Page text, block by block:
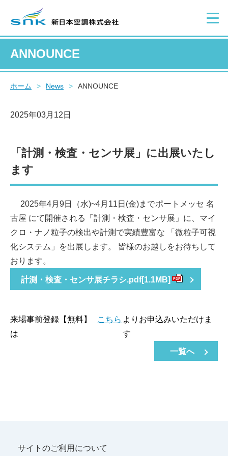
ANNOUNCE
ホーム > News > ANNOUNCE
2025年03月12日
「計測・検査・センサ展」に出展いたし
ます
2025年4月9日（水)~4月11日(金)までポートメッセ 名
古屋 にて開催される「計測・検査・センサ展」に、マイ
クロ・ナノ粒子の検出や計測で実績豊富な 「微粒子可視
化システム」を出展します。 皆様のお越しをお待ちして
おります。
計測・検査・センサ展チラシ.pdf[1.1MB] PDF
来場事前登録【無料】
は
こちら よりお申込みいただけま
す
一覧へ
サイトのご利用について